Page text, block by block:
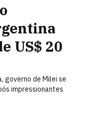
US$ 20
governo de Milei se
impressionantes